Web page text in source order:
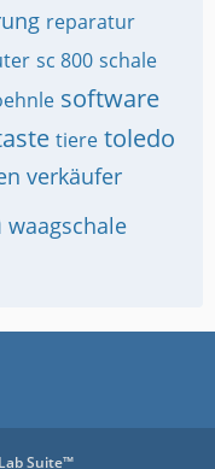
reparatur
sc 800 schale
software
tiere toledo
verkäufer
waagschale
Suite™